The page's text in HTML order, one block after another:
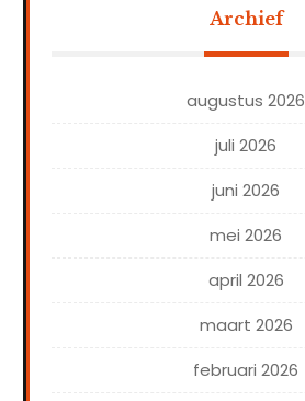
Archief
augustus 2026
juli 2026
juni 2026
mei 2026
april 2026
maart 2026
februari 2026